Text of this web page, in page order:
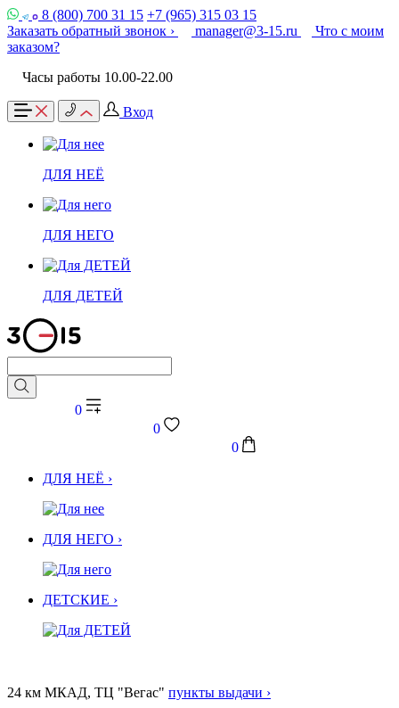
8 (800) 700 31 15 +7 (965) 315 03 15
Заказать обратный звонок ›
manager@3-15.ru
Что с моим
заказом?
Часы работы 10.00-22.00
Вход
ДЛЯ НЕЁ
ДЛЯ НЕГО
ДЛЯ ДЕТЕЙ
0
0
0
ДЛЯ НЕЁ ›
ДЛЯ НЕГО ›
ДЕТСКИЕ ›
24 км МКАД, ТЦ "Вегас" пункты выдачи ›